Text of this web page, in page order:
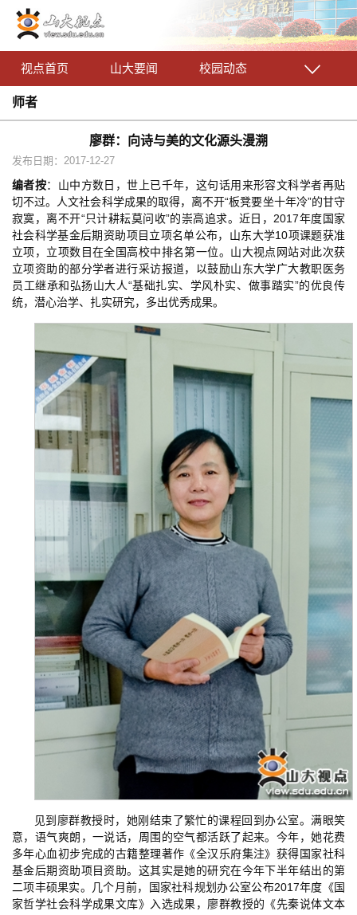
视点首页 山大要闻 校园动态
师者
廖群：向诗与美的文化源头漫溯
发布日期：2017-12-27
编者按：山中方数日，世上已千年，这句话用来形容文科学者再贴
切不过。人文社会科学成果的取得，离不开“板凳要坐十年冷”的甘守
寂寞，离不开“只计耕耘莫问收”的崇高追求。近日，2017年度国家
社会科学基金后期资助项目立项名单公布，山东大学10项课题获准
立项，立项数目在全国高校中排名第一位。山大视点网站对此次获
立项资助的部分学者进行采访报道，以鼓励山东大学广大教职医务
员工继承和弘扬山大人“基础扎实、学风朴实、做事踏实”的优良传
统，潜心治学、扎实研究，多出优秀成果。
见到廖群教授时，她刚结束了繁忙的课程回到办公室。满眼笑
意，语气爽朗，一说话，周围的空气都活跃了起来。今年，她花费
多年心血初步完成的古籍整理著作《全汉乐府集注》获得国家社科
基金后期资助项目资助。这其实是她的研究在今年下半年结出的第
二项丰硕果实。几个月前，国家社科规划办公室公布2017年度《国
家哲学社会科学成果文库》入选成果，廖群教授的《先秦说体文本